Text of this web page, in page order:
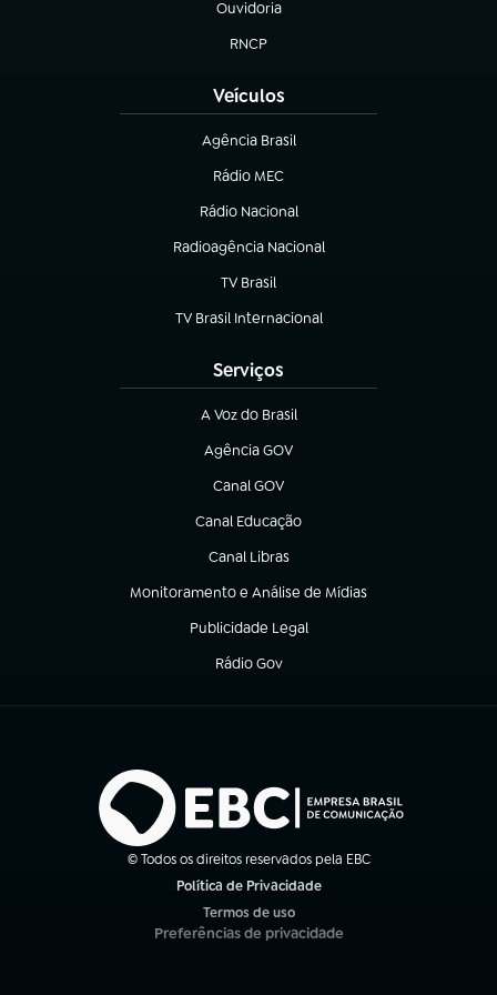
Ouvidoria
(abre em nova aba)
RNCP
(abre em nova aba)
Veículos
Agência Brasil
(abre em nova aba)
Rádio MEC
(abre em nova aba)
Rádio Nacional
Radioagência Nacional
(abre em nova aba)
TV Brasil
(abre em nova aba)
TV Brasil Internacional
(abre em nova aba)
Serviços
A Voz do Brasil
(abre em nova aba)
Agência GOV
(abre em nova aba)
Canal GOV
(abre em nova aba)
Canal Educação
(abre em nova aba)
Canal Libras
(abre em nova aba)
Monitoramento e Análise de Mídias
(abre em nova aba)
Publicidade Legal
(abre em nova aba)
Rádio Gov
(abre em nova aba)
© Todos os direitos reservados pela EBC
Política de Privacidade
Termos de uso
(abre em nova aba)
Preferências de privacidade